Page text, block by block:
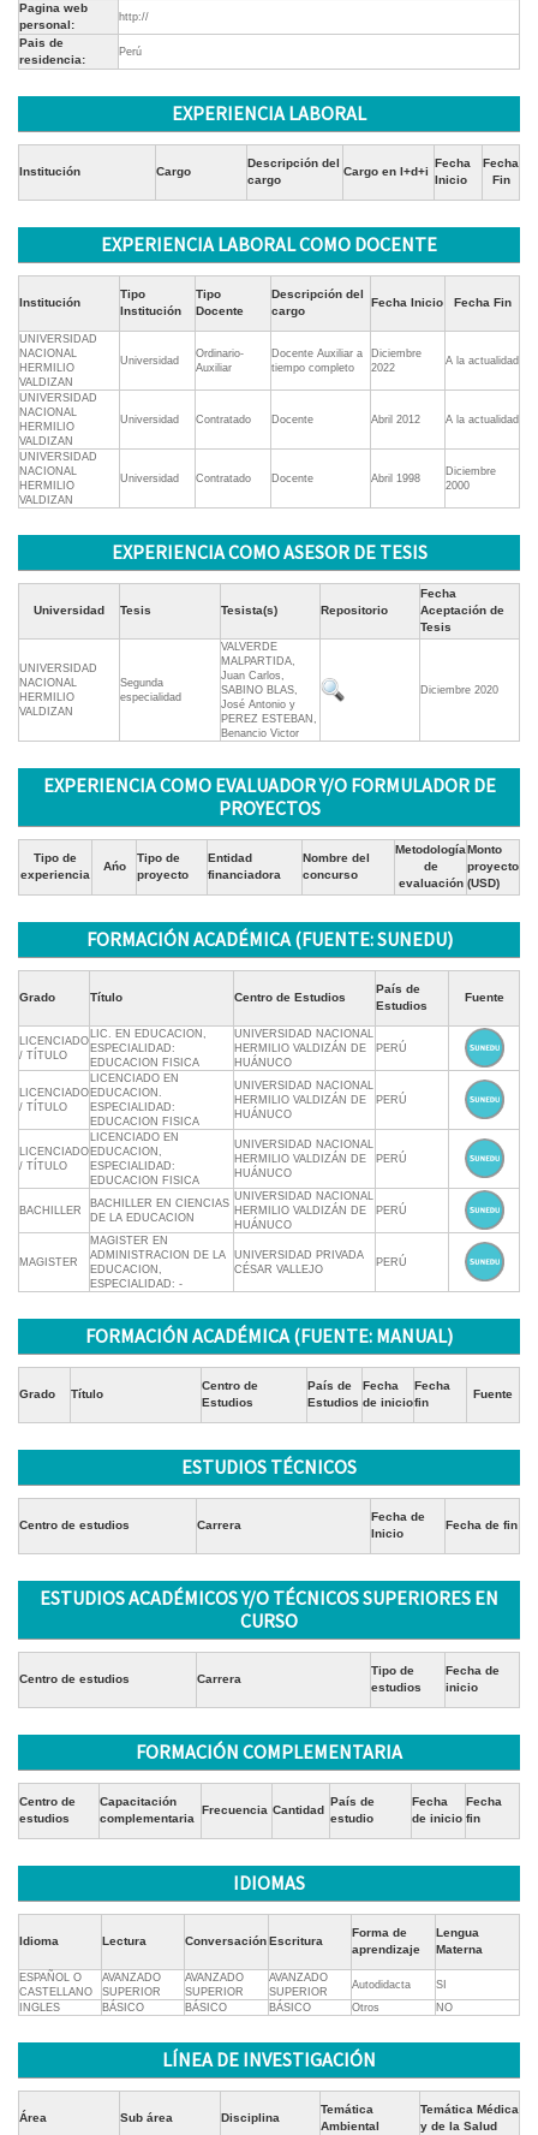
Pagina web
personal:
http://
Pais de
residencia:
Perú
EXPERIENCIA LABORAL
Institución Cargo
Descripción del
cargo
Cargo en I+d+i
Fecha
Inicio
Fecha
Fin
EXPERIENCIA LABORAL COMO DOCENTE
Institución
Tipo
Institución
Tipo
Docente
Descripción del
cargo
Fecha Inicio Fecha Fin
UNIVERSIDAD
NACIONAL
HERMILIO
VALDIZAN
Universidad
Ordinario-
Auxiliar
Docente Auxiliar a
tiempo completo
Diciembre
2022
A la actualidad
UNIVERSIDAD
NACIONAL
HERMILIO
VALDIZAN
Universidad Contratado Docente Abril 2012 A la actualidad
UNIVERSIDAD
NACIONAL
HERMILIO
VALDIZAN
Universidad Contratado Docente Abril 1998
Diciembre
2000
EXPERIENCIA COMO ASESOR DE TESIS
Universidad Tesis Tesista(s) Repositorio
Fecha
Aceptación de
Tesis
UNIVERSIDAD
NACIONAL
HERMILIO
VALDIZAN
Segunda
especialidad
VALVERDE
MALPARTIDA,
Juan Carlos,
SABINO BLAS,
José Antonio y
PEREZ ESTEBAN,
Benancio Victor
Diciembre 2020
EXPERIENCIA COMO EVALUADOR Y/O FORMULADOR DE
PROYECTOS
Tipo de
experiencia
Ańo
Tipo de
proyecto
Entidad
financiadora
Nombre del
concurso
Metodología
de
evaluación
Monto
proyecto
(USD)
FORMACIÓN ACADÉMICA (FUENTE: SUNEDU)
Grado Título Centro de Estudios
País de
Estudios
Fuente
LICENCIADO
/ TÍTULO
LIC. EN EDUCACION,
ESPECIALIDAD:
EDUCACION FISICA
UNIVERSIDAD NACIONAL
HERMILIO VALDIZÁN DE
HUÁNUCO
PERÚ
LICENCIADO
/ TÍTULO
LICENCIADO EN
EDUCACION.
ESPECIALIDAD:
EDUCACION FISICA
UNIVERSIDAD NACIONAL
HERMILIO VALDIZÁN DE
HUÁNUCO
PERÚ
LICENCIADO
/ TÍTULO
LICENCIADO EN
EDUCACION,
ESPECIALIDAD:
EDUCACION FISICA
UNIVERSIDAD NACIONAL
HERMILIO VALDIZÁN DE
HUÁNUCO
PERÚ
BACHILLER
BACHILLER EN CIENCIAS
DE LA EDUCACION
UNIVERSIDAD NACIONAL
HERMILIO VALDIZÁN DE
HUÁNUCO
PERÚ
MAGISTER
MAGISTER EN
ADMINISTRACION DE LA
EDUCACION,
ESPECIALIDAD: -
UNIVERSIDAD PRIVADA
CÉSAR VALLEJO
PERÚ
FORMACIÓN ACADÉMICA (FUENTE: MANUAL)
Grado Título
Centro de
Estudios
País de
Estudios
Fecha
de inicio
Fecha
fin
Fuente
ESTUDIOS TÉCNICOS
Centro de estudios Carrera
Fecha de
Inicio
Fecha de fin
ESTUDIOS ACADÉMICOS Y/O TÉCNICOS SUPERIORES EN
CURSO
Centro de estudios Carrera
Tipo de
estudios
Fecha de
inicio
FORMACIÓN COMPLEMENTARIA
Centro de
estudios
Capacitación
complementaria
Frecuencia Cantidad
País de
estudio
Fecha
de inicio
Fecha
fin
IDIOMAS
Idioma Lectura ConversaciónEscritura
Forma de
aprendizaje
Lengua
Materna
ESPAÑOL O
CASTELLANO
AVANZADO
SUPERIOR
AVANZADO
SUPERIOR
AVANZADO
SUPERIOR
Autodidacta
SI
INGLES
BÁSICO BÁSICO BÁSICO Otros NO
LÍNEA DE INVESTIGACIÓN
Área Sub área Disciplina
Temática
Ambiental
Temática Médica
y de la Salud